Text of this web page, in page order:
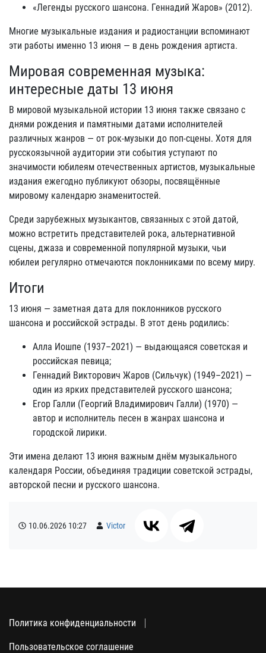
«Легенды русского шансона. Геннадий Жаров» (2012).
Многие музыкальные издания и радиостанции вспоминают
эти работы именно 13 июня — в день рождения артиста.
Мировая современная музыка:
интересные даты 13 июня
В мировой музыкальной истории 13 июня также связано с
днями рождения и памятными датами исполнителей
различных жанров — от рок-музыки до поп-сцены. Хотя для
русскоязычной аудитории эти события уступают по
значимости юбилеям отечественных артистов, музыкальные
издания ежегодно публикуют обзоры, посвящённые
мировому календарю знаменитостей.
Среди зарубежных музыкантов, связанных с этой датой,
можно встретить представителей рока, альтернативной
сцены, джаза и современной популярной музыки, чьи
юбилеи регулярно отмечаются поклонниками по всему миру.
Итоги
13 июня — заметная дата для поклонников русского
шансона и российской эстрады. В этот день родились:
Алла Иошпе (1937–2021) — выдающаяся советская и
российская певица;
Геннадий Викторович Жаров (Сильчук) (1949–2021) —
один из ярких представителей русского шансона;
Егор Галли (Георгий Владимирович Галли) (1970) —
автор и исполнитель песен в жанрах шансона и
городской лирики.
Эти имена делают 13 июня важным днём музыкального
календаря России, объединяя традиции советской эстрады,
авторской песни и русского шансона.
10.06.2026 10:27 Victor
Политика конфиденциальности
Пользовательское соглашение